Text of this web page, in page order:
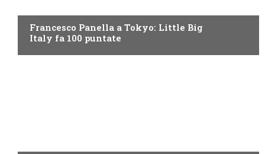
Francesco Panella a Tokyo: Little Big
Italy fa 100 puntate